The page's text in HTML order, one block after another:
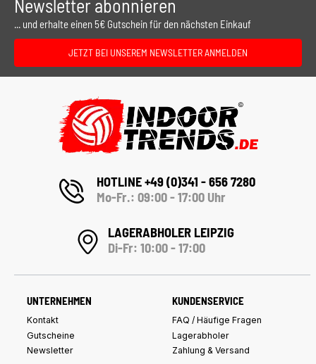
Newsletter abonnieren
... und erhalte einen 5€ Gutschein für den nächsten Einkauf
JETZT BEI UNSEREM NEWSLETTER ANMELDEN
HOTLINE +49 (0)341 - 656 7280
Mo-Fr.: 09:00 - 17:00 Uhr
LAGERABHOLER LEIPZIG
Di-Fr: 10:00 - 17:00
UNTERNEHMEN
Kontakt
Gutscheine
Newsletter
KUNDENSERVICE
FAQ / Häufige Fragen
Lagerabholer
Zahlung & Versand